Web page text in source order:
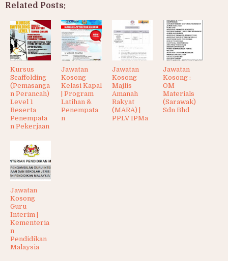
Related Posts:
Kursus
Scaffolding
(Pemasanga
n Perancah)
Level 1
Beserta
Penempata
n Pekerjaan
Jawatan
Kosong
Kelasi Kapal
| Program
Latihan &
Penempata
n
Jawatan
Kosong
Majlis
Amanah
Rakyat
(MARA) |
PPLV IPMa
Jawatan
Kosong :
OM
Materials
(Sarawak)
Sdn Bhd
Jawatan
Kosong
Guru
Interim |
Kementeria
n
Pendidikan
Malaysia